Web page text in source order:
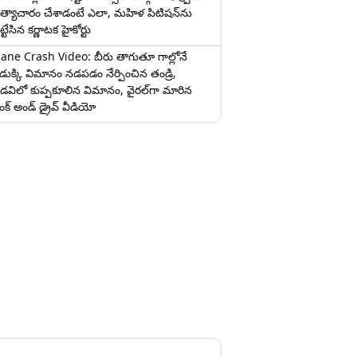
చేశాడంటే ఎలా, మహిళ పిటిషన్‌ను
కర్ణాటక హైకోర్టు
Crash Video: బీరు తాగుతూ గాల్లోనే
విమానం నడపడం నేర్పించిన తండ్రి,
కుప్పకూలిన విమానం, వైరల్‌గా మారిన
అండ్ డ్రైవ్ వీడియో